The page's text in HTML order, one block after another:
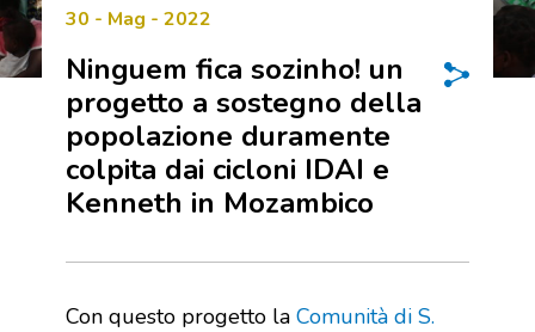
30 - Mag - 2022
Ninguem fica sozinho! un
progetto a sostegno della
popolazione duramente
colpita dai cicloni IDAI e
Kenneth in Mozambico
Con questo progetto la Comunità di S.